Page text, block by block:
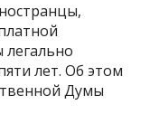
лет. Об этом
Думы